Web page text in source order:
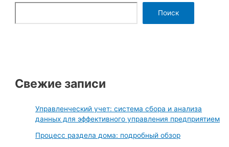
Поиск
Свежие записи
Управленческий учет: система сбора и анализа
данных для эффективного управления предприятием
Процесс раздела дома: подробный обзор